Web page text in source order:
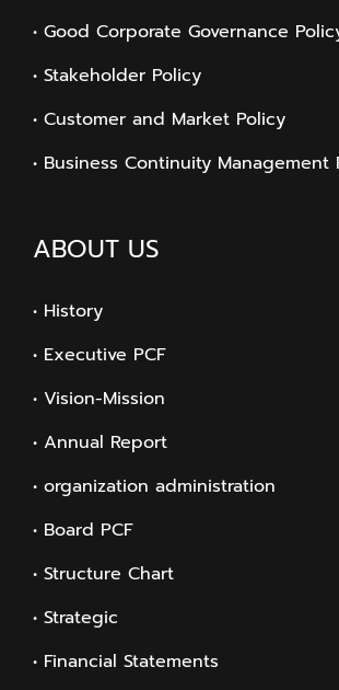
• Good Corporate Governance
• Stakeholder Policy
• Customer and Market Policy
• Business Continuity Management
ABOUT US
• History
• Executive PCF
• Vision-Mission
• Annual Report
• organization administration
• Board PCF
• Structure Chart
• Strategic
• Financial Statements